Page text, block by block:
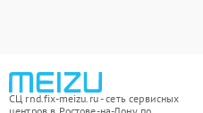
СЦ rnd.fix-meizu.ru - сеть сервисных